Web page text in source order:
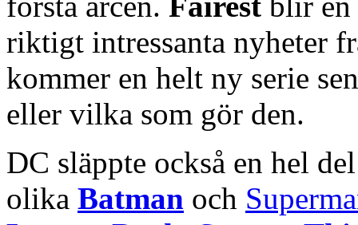
riktigt intressanta nyheter
kommer en helt ny serie
eller vilka som gör den.
DC släppte också en hel
olika Batman och